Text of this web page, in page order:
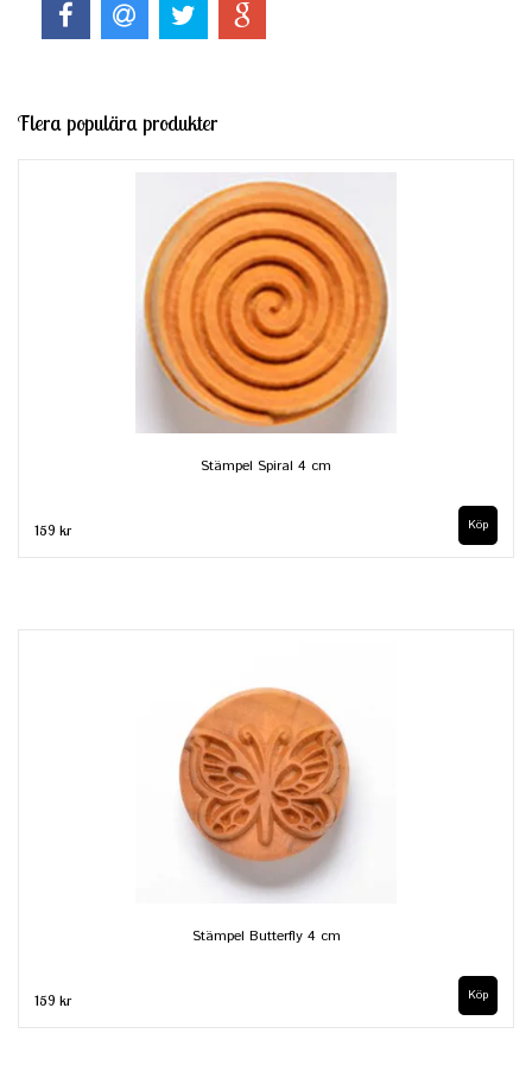
Flera populära produkter
Stämpel Spiral 4 cm
159 kr
Stämpel Butterfly 4 cm
159 kr